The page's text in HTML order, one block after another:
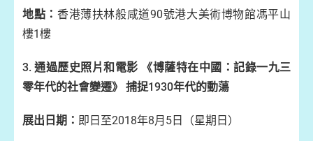
地點： 香港薄扶林般咸道90號港大美術博物館馮平山
樓1樓
3.通過歷史照片和電影
《博薩特在中國：記錄一九三
零年代的社會變遷》
捕捉1930年代的動蕩
展出日期： 即日至2018年8月5日（星期日）